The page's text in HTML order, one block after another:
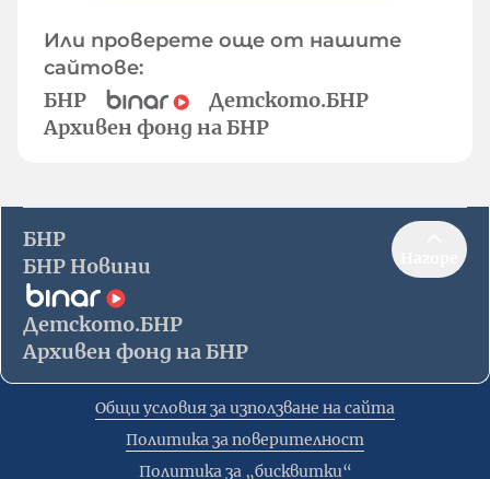
Или проверете още от нашите
сайтове:
БНР
Детското.БНР
Архивен фонд на БНР
БНР
БНР Новини
Детското.БНР
Архивен фонд на БНР
Общи условия за използване на сайта
Политика за поверителност
Политика за „бисквитки“